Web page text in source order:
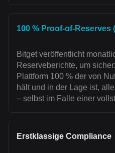
100 % Proof-of-Reserves
Bitget veröffentlicht
Reserveberichte, um
Plattform 100 % der von
hält und in der Lage ist,
– selbst im Falle einer
Erstklassige Compliance